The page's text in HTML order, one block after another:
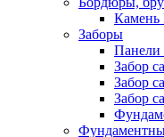
Камень
Заборы
Панели
Забор
Забор
Забор